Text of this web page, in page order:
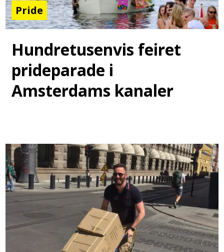
Pride
Hundretusenvis feiret
prideparade i
Amsterdams kanaler